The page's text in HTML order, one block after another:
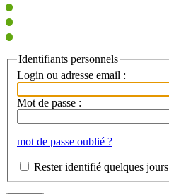
Identifiants personnels
Login ou adresse email :
Mot de passe :
mot de passe oublié ?
Rester identifié quelques jours